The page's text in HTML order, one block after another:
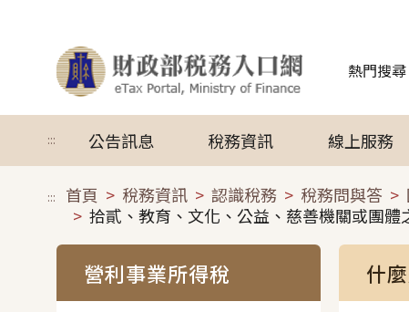
熱門搜尋
::: 公告訊息 稅務資訊 線上服務
::: 首頁 稅務資訊 認識稅務 稅務問與答
拾貳、教育、文化、公益、慈善機關或團體
營利事業所得稅 什